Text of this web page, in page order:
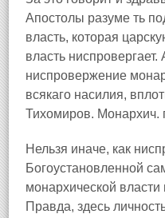
Апостолы разуме ть
власть, которая
власть ниспровергает.
ниспровержение
всякаго насилия,
Тихомиров. Монархич.
Нельзя иначе, как
Богоустановленной
монархической власти
Правда, здесь